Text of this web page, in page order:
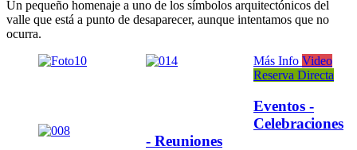
Un pequeño homenaje a uno de los símbolos arquitectónicos del
valle que está a punto de desaparecer, aunque intentamos que no
ocurra.
Más Info Video
Reserva Directa
Eventos -
Celebraciones
- Reuniones